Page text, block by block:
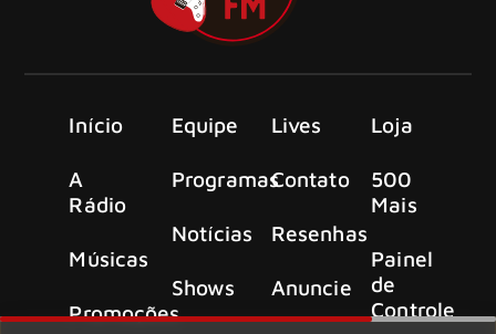
Início
A
Rádio
Músicas
Promoções
Equipe
Programas
Notícias
Shows
Lives
Contato
Resenhas
Anuncie
Loja
500
Mais
Painel
de
Controle